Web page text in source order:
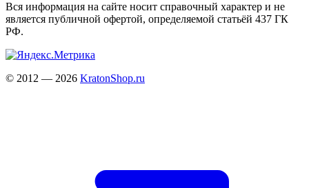
Вся информация на сайте носит справочный характер и не
является публичной офертой, определяемой статьёй 437 ГК
РФ.
© 2012 — 2026 KratonShop.ru